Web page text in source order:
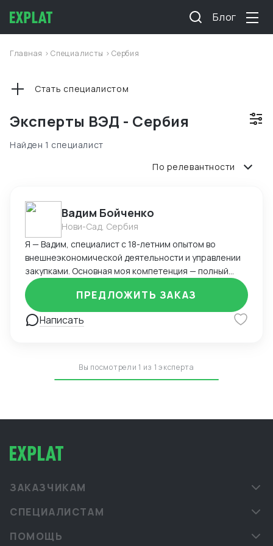
Блог
Главная >Специалисты >Сербия
Эксперты ВЭД - Сербия
Стать специалистом
Найден 1 специалист
По релевантности
Вадим Бойченко
Нови-Сад, Сербия
Я — Вадим, специалист с 18-летним опытом во
внешнеэкономической деятельности и управлении
закупками. Основная моя компетенция — полный
цикл работы с зарубежными поставщиками, в первую
очередь из Китая, включая поиск, переговоры,
организацию логистики и таможенного оформления.
Ключевые навыки и достижения: Организовывал
доставки. Запускал более 20 товаров под
собственным брендом на маркетплейсах Ozon и
предоплаты. Вёл сопровождение сертификации
Управлял складскими остатками и рассчитывал
оптимальные объёмы закупок, обеспечивая
Уверенно работаю с ВЭД-документацией,
контролирующими органами. Опыт работы с
массового спроса и специализированные категории.
Написать
ПРЕДЛОЖИТЬ ЗАКАЗ
Вы посмотрели 1 из 1 эксперта
ЗАКАЗЧИКАМ
СПЕЦИАЛИСТАМ
ПОМОЩЬ